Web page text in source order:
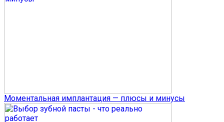
Моментальная имплантация — плюсы и минусы